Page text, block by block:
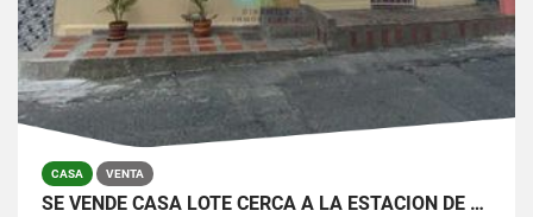
CASA VENTA
SE VENDE CASA LOTE CERCA A LA ESTACION DE SAN JAVIER